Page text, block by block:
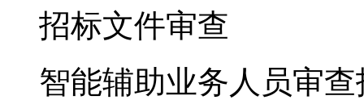
招标文件审查
智能辅助业务人员审查